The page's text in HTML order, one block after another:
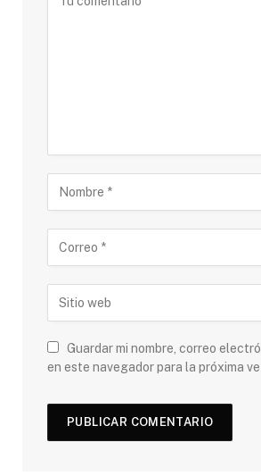
Guardar mi nombre, correo
en este navegador para la próxima